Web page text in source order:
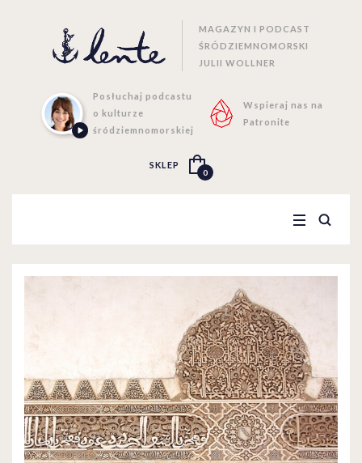
MAGAZYN I PODCAST
ŚRÓDZIEMNOMORSKI
JULII WOLLNER
Posłuchaj podcastu
o kulturze
śródziemnomorskiej
Wspieraj nas na
Patronite
SKLEP
0